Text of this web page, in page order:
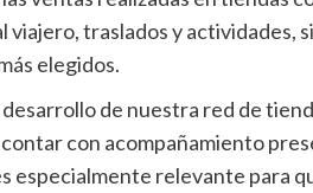
viajero, traslados y actividades,
elegidos.
desarrollo de nuestra red de
con acompañamiento
especialmente relevante para